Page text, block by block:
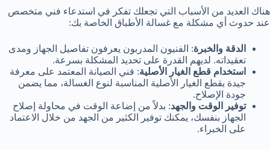
هناك العديد من الأسباب التي تجعلك تفكر في استدعاء فني متخصص
عند حدوث أي مشكلة مع غسالة الأطباق الخاصة بك:
الدقة والخبرة: الفنيون المدربون يعرفون تفاصيل الجهاز ومدى
تعقيداته. لديهم القدرة على تحديد المشكلة بسرعة.
استخدام قطع الغيار الأصلية: فني الصيانة المعتمد على معرفة
جيدة بقطع الغيار الأصلية المناسبة لنوع الغسالة، مما يضمن
جودة الإصلاح.
توفير الوقت والجهد: بدلاً من إضاعة الوقت في محاولة إصلاح
الجهاز بنفسك، يمكنك توفير الكثير من الجهد من خلال الاعتماد
على الخبراء.